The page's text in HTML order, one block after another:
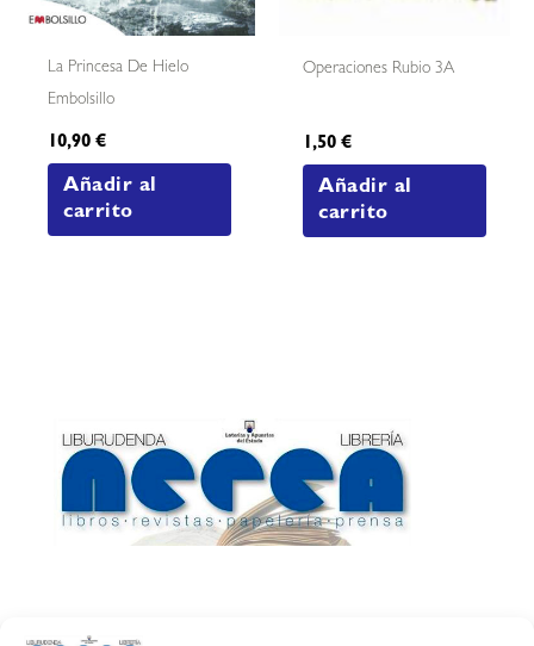
La Princesa De Hielo
Embolsillo
10,90€
Añadir al
carrito
Operaciones Rubio 3A
1,50€
Añadir al
carrito